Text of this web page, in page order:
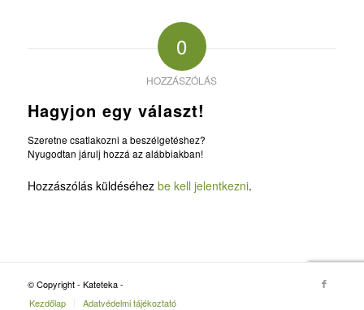
0
HOZZÁSZÓLÁS
Hagyjon egy választ!
Szeretne csatlakozni a beszélgetéshez?
Nyugodtan járulj hozzá az alábbiakban!
Hozzászólás küldéséhez be kell jelentkezni.
© Copyright - Kateteka -
Kezdőlap
Adatvédelmi tájékoztató